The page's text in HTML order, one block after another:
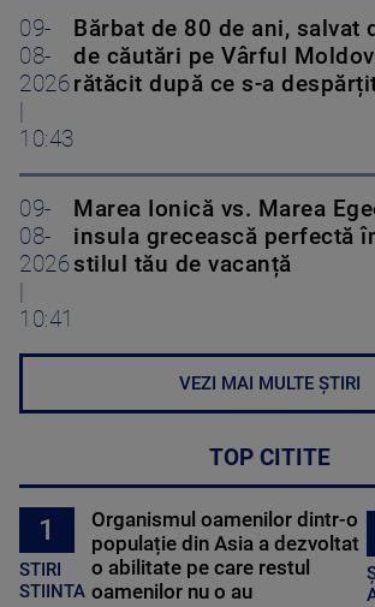
09-
08-
2026
10:43
Bărbat de 80 de ani, salvat
de căutări pe Vârful
rătăcit după ce s-a
09-
08-
2026
10:41
Marea Ionică vs. Marea
insula grecească perfectă
stilul tău de vacanță
VEZI MAI MULTE ȘTIRI
TOP CITITE
1
STIRI
STIINTA
Organismul oamenilor dintr-o
populație din Asia a dezvoltat
o abilitate pe care restul
oamenilor nu o au